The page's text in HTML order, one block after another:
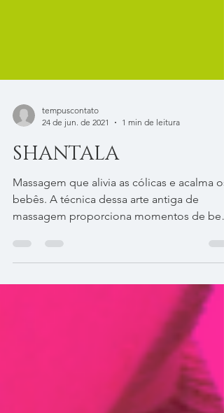
24 de jun. de 2021
SHANTALA
Massagem que alivia as cólicas e acalma os
bebês. A técnica dessa arte antiga de
massagem proporciona momentos de
estar. A massagem...